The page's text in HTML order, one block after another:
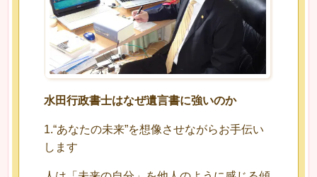
水田行政書士はなぜ遺言書に強いのか
1.“あなたの未来”を想像させながらお手伝い
します